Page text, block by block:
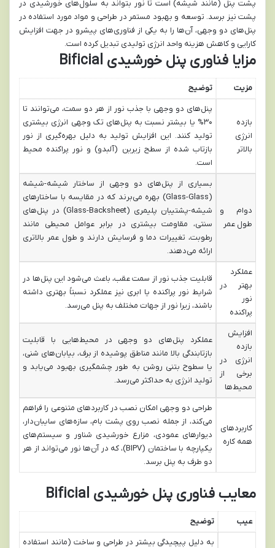
پشت پنل (مانند شیشه) است تا نور بتواند به سلول‌های خورشیدی در
پشت نیز برسد. توسعه و بهبود مستمر در طراحی و مواد مورد استفاده در
پنل‌های دو وجهی، آن‌ها را به یکی از فناوری‌های پیشرو در جهت افزایش
کارایی و کاهش هزینه واحد انرژی تولیدی تبدیل کرده است.
مزایا فناوری پنل خورشیدی
مزیت توضیح
بازده
انرژی
بالاتر
پنل‌های دو وجهی با جذب نور از هر دو سمت، می‌توانند تا
۳۰% یا بیشتر نسبت به پنل‌های تک وجهی انرژی بیشتری
تولید کنند. این افزایش تولید به دلیل بهره‌گیری از نور
بازتاب شده از سطح زیرین (آلبدو) و نور پراکنده محیط
است.
دوام و
طول عمر
بسیاری از پنل‌های دو وجهی از ساختار شیشه-شیشه
(Glass-Glass) بهره می‌برند که در مقایسه با ساختارهای
شیشه-پشتیبان پلیمری (Glass-Backsheet) در پنل‌های
سنتی، مقاومت بیشتری در برابر عوامل محیطی مانند
رطوبت، تغییرات دما و فرسایش دارند و طول عمر بالاتری
ارائه می‌دهند.
عملکرد
بهتر در
نور
پراکنده
قابلیت جذب نور از سمت عقب، باعث می‌شود این پنل‌ها در
شرایط نور پراکنده یا ابری نیز عملکرد نسبتاً بهتری داشته
باشند، زیرا نور از جهات مختلف به پنل می‌رسد.
افزایش
بازده
انرژی در
برخی از
محیط‌ها
عملکرد پنل‌های دو وجهی در محیط‌هایی با قابلیت
بازتابندگی بالا مانند مناطق پوشیده از برف، بیابان‌های شنی،
یا سطوح بتنی روشن به طور چشمگیری بهبود می‌یابد و
تولید انرژی به حداکثر می‌رسد.
کاربردهای
همه کاره
طراحی دو وجهی امکان نصب در کاربردهای متنوعی را فراهم
می‌کند، از جمله نصب روی پشت بام، سازه‌های سایبان‌دار،
دیوارهای عمودی، مزارع خورشیدی شناور و سیستم‌های
یکپارچه با ساختمان (BIPV)، که در آن‌ها نور می‌تواند از هر
دو طرف به پنل برسد.
معایب فناوری پنل خورشیدی
عیب توضیح
به دلیل پیچیدگی بیشتر در طراحی و ساخت (مانند استفاده